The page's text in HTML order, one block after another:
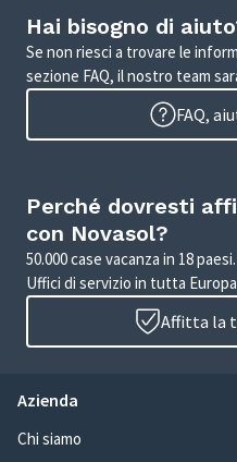
Hai bisogno di
Se non riesci a trovare le
sezione FAQ, il nostro team
FAQ,
Perché dovresti
con Novasol?
50.000 case vacanza in 18
Uffici di servizio in tutta
Affitta la
Azienda
Chi siamo